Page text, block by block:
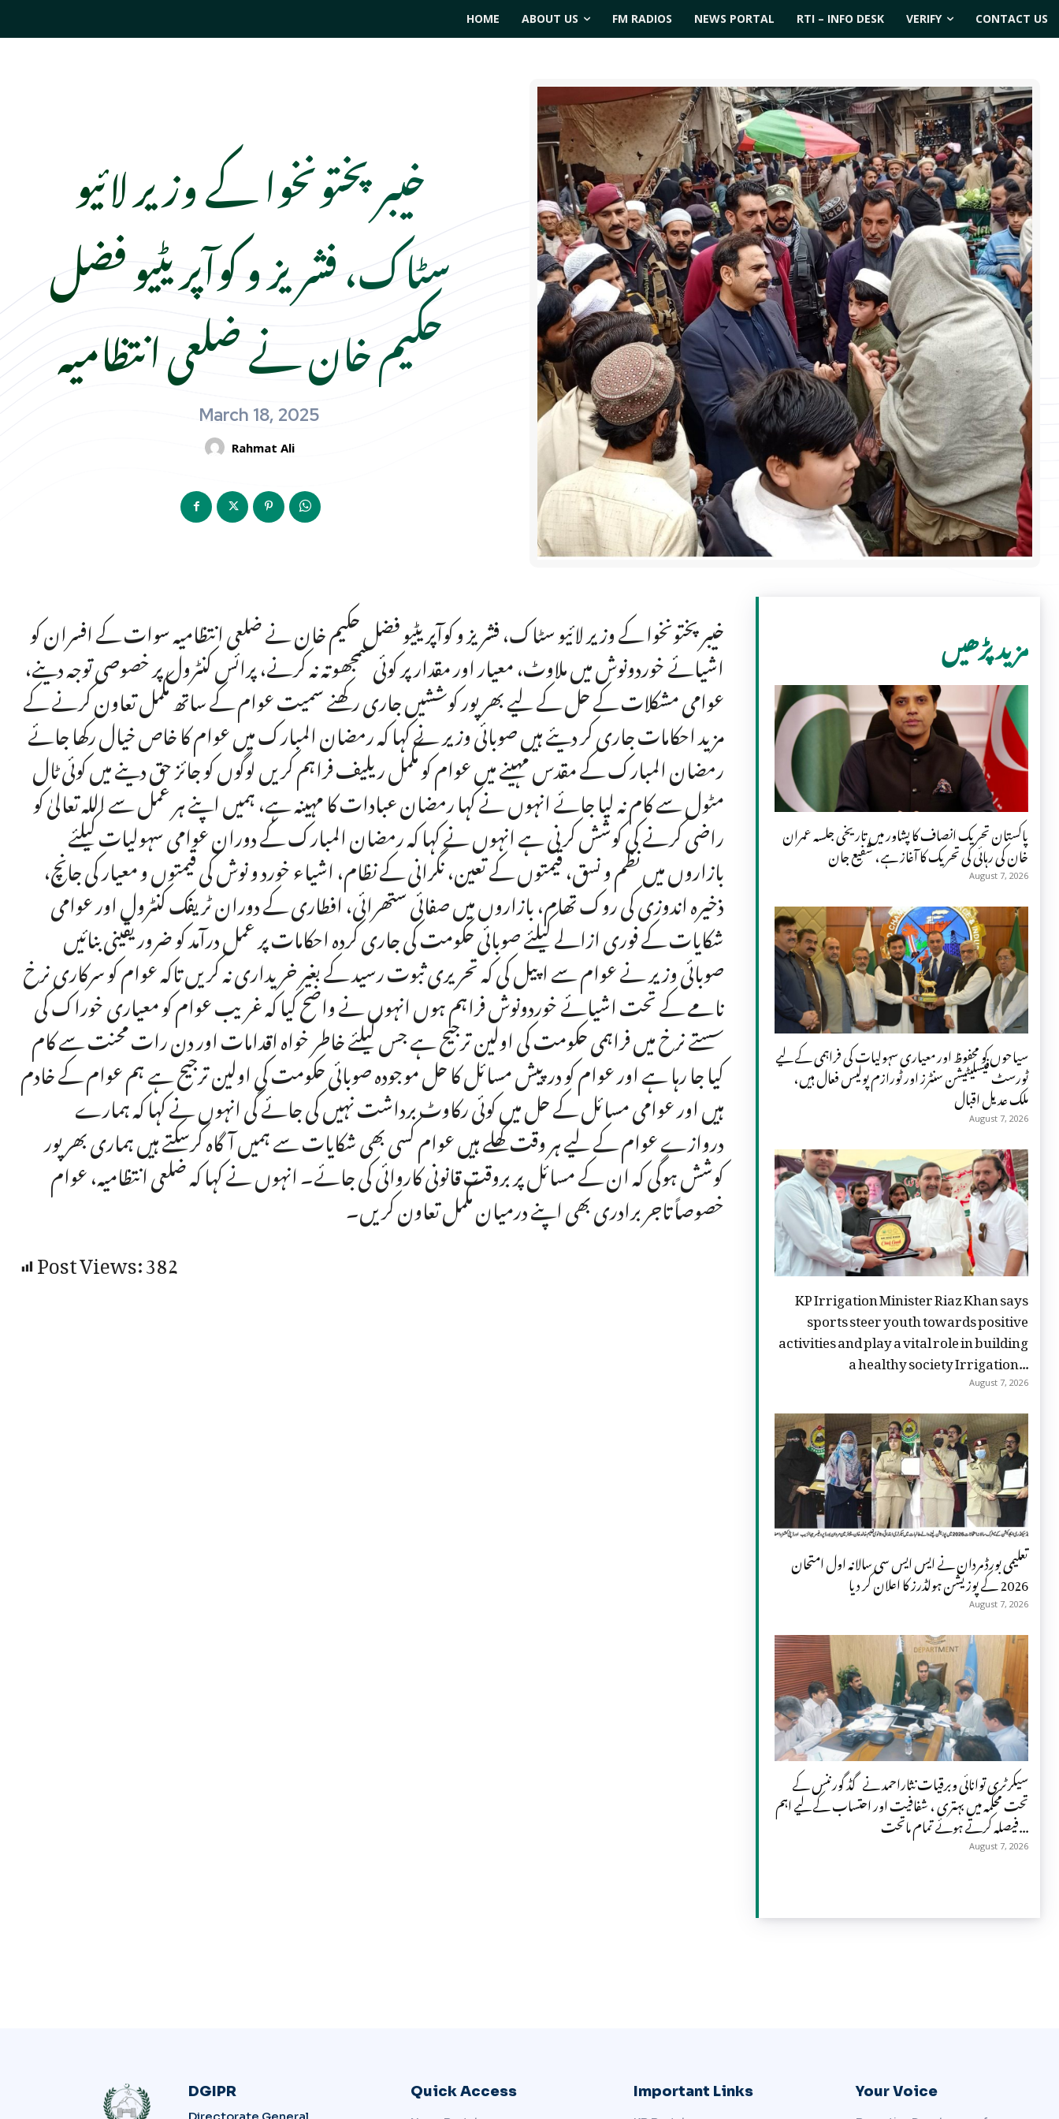
HOME ABOUT US FM RADIOS NEWS PORTAL RTI – INFO DESK VERIFY CONTACT US
خیبر پختونخوا کے وزیر لائیو
سٹاک، فشریز و کوآپریٹیو فضل
حکیم خان نے ضلعی انتظامیہ
March 18, 2025
Rahmat Ali
خیبر پختونخوا کے وزیر لائیو سٹاک، فشریز و کوآپریٹیو فضل حکیم خان نے ضلعی انتظامیہ سوات کے افسران کو
اشیائے خوردونوش میں ملاوٹ، معیار اور مقدار پر کوئی سمجھوتہ نہ کرنے، پرائس کنٹرول پر خصوصی توجہ دینے،
عوامی مشکلات کے حل کے لیے بھرپور کوششیں جاری رکھنے سمیت عوام کے ساتھ مکمل تعاون کرنے کے
مزید احکامات جاری کر دیئے ہیں صوبائی وزیر نے کہا کہ رمضان المبارک میں عوام کا خاص خیال رکھا جائے
رمضان المبارک کے مقدس مہینے میں عوام کو مکمل ریلیف فراہم کریں لوگوں کو جائز حق دینے میں کوئی ٹال
مٹول سے کام نہ لیا جائے انہوں نے کہا رمضان عبادات کا مہینہ ہے، ہمیں اپنے ہر عمل سے اللہ تعالیٰ کو
راضی کرنے کی کوشش کرنی ہے انہوں نے کہا کہ رمضان المبارک کے دوران عوامی سہولیات کیلئے
بازاروں میں نظم و نسق، قیمتوں کے تعین، نگرانی کے نظام، اشیاء خورد و نوش کی قیمتوں و معیار کی جانچ،
ذخیرہ اندوزی کی روک تھام، بازاروں میں صفائی ستھرائی، افطاری کے دوران ٹریفک کنٹرول اور عوامی
شکایات کے فوری ازالے کیلئے صوبائی حکومت کی جاری کردہ احکامات پر عمل درآمد کو ضرور یقینی بنائیں
صوبائی وزیر نے عوام سے اپیل کی کہ تحریری ثبوت رسید کے بغیر خریداری نہ کریں تاکہ عوام کو سرکاری نرخ
نامے کے تحت اشیائے خوردونوش فراہم ہوں انہوں نے واضح کیا کہ غریب عوام کو معیاری خوراک کی
سستے نرخ میں فراہمی حکومت کی اولین ترجیح ہے جس کیلئے خاطر خواہ اقدامات اور دن رات محنت سے کام
کیا جا رہا ہے اور عوام کو درپیش مسائل کا حل موجودہ صوبائی حکومت کی اولین ترجیح ہے ہم عوام کے خادم
ہیں اور عوامی مسائل کے حل میں کوئی رکاوٹ برداشت نہیں کی جائے گی انہوں نے کہا کہ ہمارے
دروازے عوام کے لیے ہر وقت کھلے ہیں عوام کسی بھی شکایات سے ہمیں آگاہ کرسکتے ہیں ہماری بھرپور
کوشش ہوگی کہ ان کے مسائل پر بروقت قانونی کاروائی کی جائے۔ انہوں نے کہا کہ ضلعی انتظامیہ، عوام
خصوصاً تاجر برادری بھی اپنے درمیان مکمل تعاون کریں۔
Post Views:382
مزید پڑھیں
پاکستان تحریک انصاف کا پشاور میں تاریخی جلسہ عمران
خان کی رہائی کی تحریک کا آغاز ہے، شفیع جان
August 7, 2026
سیاحوں کو محفوظ اور معیاری سہولیات کی فراہمی کے لیے
ٹورسٹ فیسلیٹیشن سنٹرز اور ٹورازم پولیس فعال ہیں،
ملک عدیل اقبال
August 7, 2026
KP Irrigation Minister Riaz Khan says
sports steer youth towards positive
activities and play a vital role in building
a healthy society Irrigation...
August 7, 2026
تعلیمی بورڈ مردان نے ایس ایس سی سالانہ اول امتحان
2026 کے پوزیشن ہولڈرز کا اعلان کر دیا
August 7, 2026
سیکرٹری توانائی وبرقیات نثاراحمد نے گڈ گورننس کے
تحت محکمہ میں بہتری ، شفافیت اور احتساب کے لیے اہم
فیصلہ کرتے ہوئے تمام ماتحت...
August 7, 2026
DGIPR Quick Access Important Links Your Voice